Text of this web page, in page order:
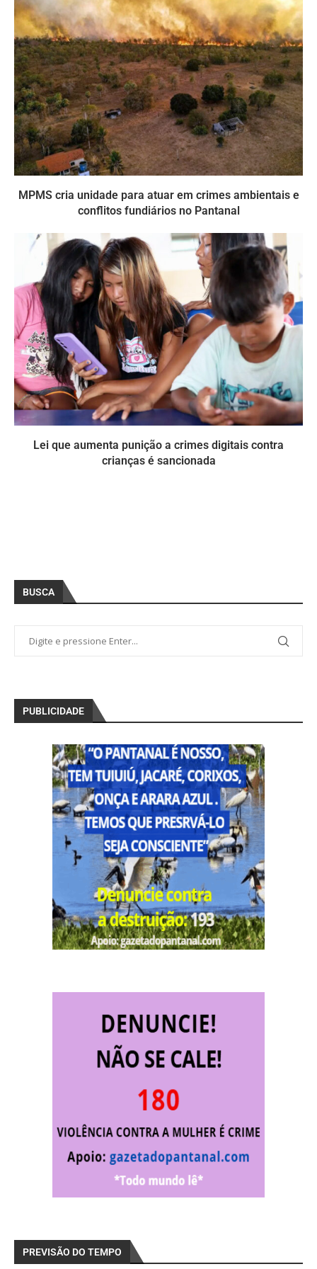
MPMS cria unidade para atuar em crimes ambientais e
conflitos fundiários no Pantanal
Lei que aumenta punição a crimes digitais contra
crianças é sancionada
BUSCA
PUBLICIDADE
PREVISÃO DO TEMPO